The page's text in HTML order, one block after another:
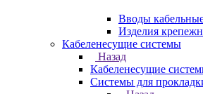
Вводы
Изделия
Кабеленесущие системы
Назад
Кабеленесущие
Системы для